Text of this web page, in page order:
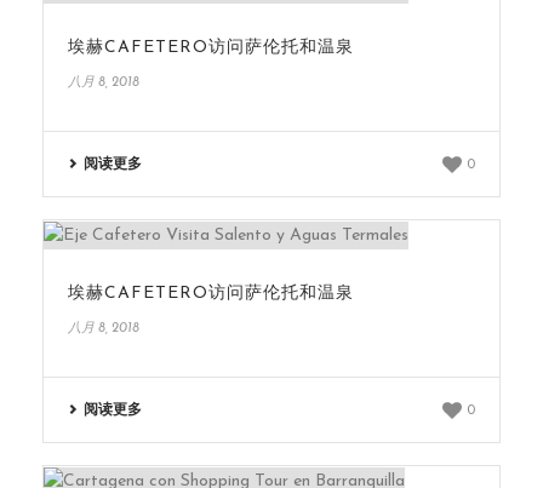
埃赫CAFETERO访问萨伦托和温泉
八月 8, 2018
阅读更多 0
埃赫CAFETERO访问萨伦托和温泉
八月 8, 2018
阅读更多 0